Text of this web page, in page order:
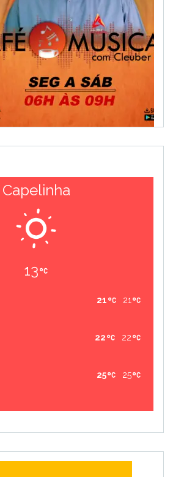
Capelinha
13
21
21
22
22
25
25